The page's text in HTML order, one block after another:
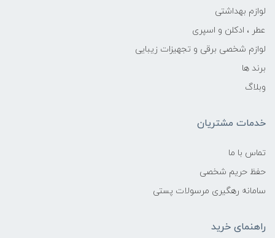
لوازم بهداشتی
عطر ، ادکلن و اسپری
لوازم شخصی برقی و تجهیزات زیبایی
برند ها
وبلاگ
خدمات مشتریان
تماس با ما
حفظ حریم شخصی
سامانه رهگیری مرسولات پستی
راهنمای خرید